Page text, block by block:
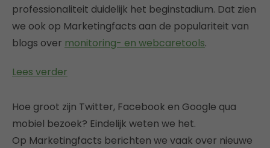
professionaliteit duidelijk het beginstadium. Dat zien
we ook op Marketingfacts aan de populariteit van
blogs over monitoring- en webcaretools.
Lees verder
Hoe groot zijn Twitter, Facebook en Google qua
mobiel bezoek? Eindelijk weten we het.
Op Marketingfacts berichten we vaak over nieuwe